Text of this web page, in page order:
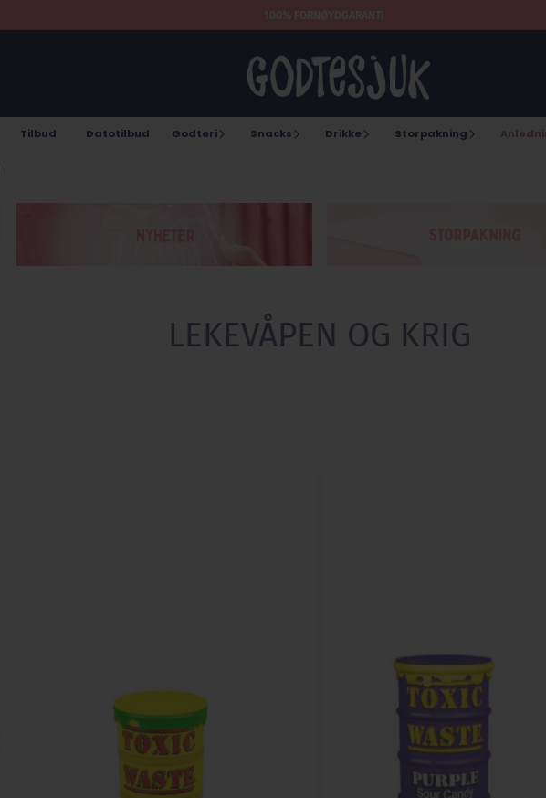
Tilbud Datotilbud Godteri Snacks Drikke Storpakning
LEKEVÅPEN OG KRIG